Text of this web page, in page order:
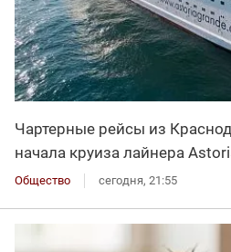
Чартерные рейсы из
начала круиза лайнера
Общество сегодня, 21:55